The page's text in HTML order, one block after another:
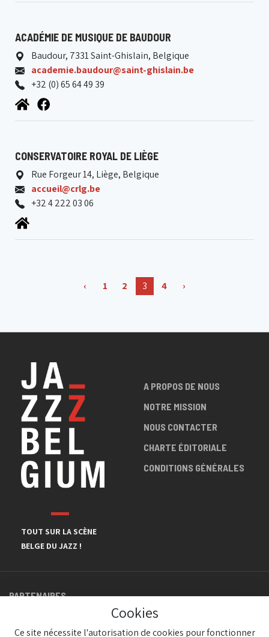
ACADÉMIE DE MUSIQUE DE BAUDOUR
Baudour, 7331 Saint-Ghislain, Belgique
academie.baudour@saint-ghislain.be
+32 (0) 65 64 49 39
CONSERVATOIRE ROYAL DE LIÈGE
Rue Forgeur 14, Liège, Belgique
accueil@crlg.be
+32 4 222 03 06
‹ 1 2 3 4 ›
TOUT SUR LA SCÈNE
BELGE DU JAZZ !
A PROPOS DE NOUS
NOTRE MISSION
NOUS CONTACTER
CHARTE ÉDITORIALE
CONDITIONS GÉNÉRALES
PARTENAIRES
Cookies
Ce site nécessite l'autorisation de cookies pour fonctionner